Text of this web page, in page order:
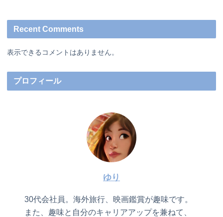
Recent Comments
表示できるコメントはありません。
プロフィール
ゆり
30代会社員。海外旅行、映画鑑賞が趣味です。
また、趣味と自分のキャリアアップを兼ねて、